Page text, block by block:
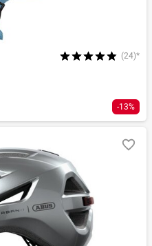
(24)*
-13%